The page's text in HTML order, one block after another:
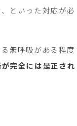
といった対応が必
無呼吸がある程度
完全には是正され